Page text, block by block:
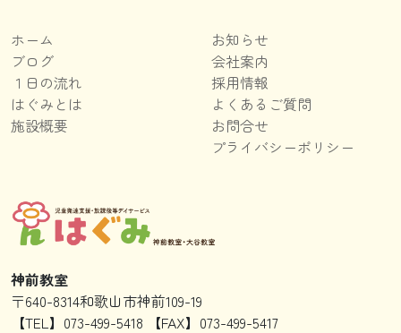
神前教室
〒640-8314和歌山市神前109-19
【TEL】073-499-5418 【FAX】073-499-5417
ホーム
ブログ
１日の流れ
はぐみとは
施設概要
お知らせ
会社案内
採用情報
よくあるご質問
お問合せ
プライバシーポリシー